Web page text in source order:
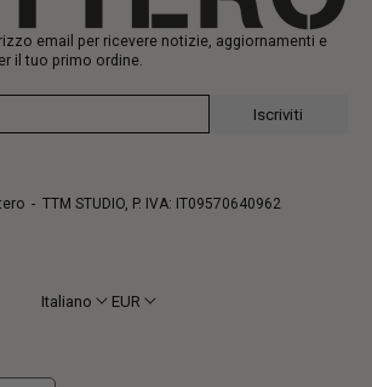
email per ricevere notizie, aggiornamenti e
il tuo primo ordine.
Iscriviti
- TTM STUDIO, P. IVA: IT09570640962
Italiano EUR